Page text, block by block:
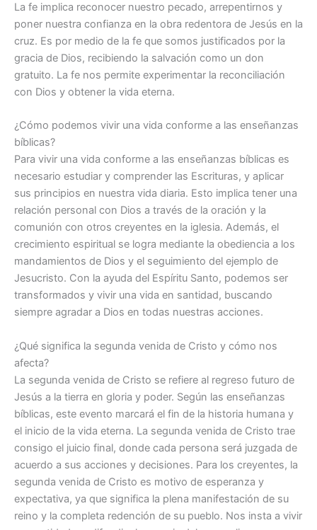
La fe implica reconocer nuestro pecado, arrepentirnos y
poner nuestra confianza en la obra redentora de Jesús en la
cruz. Es por medio de la fe que somos justificados por la
gracia de Dios, recibiendo la salvación como un don
gratuito. La fe nos permite experimentar la reconciliación
con Dios y obtener la vida eterna.
¿Cómo podemos vivir una vida conforme a las enseñanzas
bíblicas?
Para vivir una vida conforme a las enseñanzas bíblicas es
necesario estudiar y comprender las Escrituras, y aplicar
sus principios en nuestra vida diaria. Esto implica tener una
relación personal con Dios a través de la oración y la
comunión con otros creyentes en la iglesia. Además, el
crecimiento espiritual se logra mediante la obediencia a los
mandamientos de Dios y el seguimiento del ejemplo de
Jesucristo. Con la ayuda del Espíritu Santo, podemos ser
transformados y vivir una vida en santidad, buscando
siempre agradar a Dios en todas nuestras acciones.
¿Qué significa la segunda venida de Cristo y cómo nos
afecta?
La segunda venida de Cristo se refiere al regreso futuro de
Jesús a la tierra en gloria y poder. Según las enseñanzas
bíblicas, este evento marcará el fin de la historia humana y
el inicio de la vida eterna. La segunda venida de Cristo trae
consigo el juicio final, donde cada persona será juzgada de
acuerdo a sus acciones y decisiones. Para los creyentes, la
segunda venida de Cristo es motivo de esperanza y
expectativa, ya que significa la plena manifestación de su
reino y la completa redención de su pueblo. Nos insta a vivir